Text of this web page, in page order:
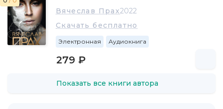
Вячеслав Прах2022
Скачать бесплатно
Электронная Аудиокнига
279 ₽
Показать все книги автора